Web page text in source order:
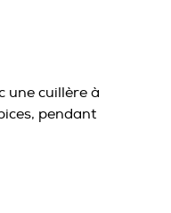
une cuillère à
pendant